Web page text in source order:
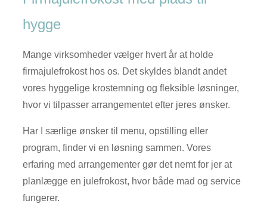
hygge
Mange virksomheder vælger hvert år at holde
firmajulefrokost hos os. Det skyldes blandt andet
vores hyggelige krostemning og fleksible løsninger,
hvor vi tilpasser arrangementet efter jeres ønsker.
Har I særlige ønsker til menu, opstilling eller
program, finder vi en løsning sammen. Vores
erfaring med arrangementer gør det nemt for jer at
planlægge en julefrokost, hvor både mad og service
fungerer.